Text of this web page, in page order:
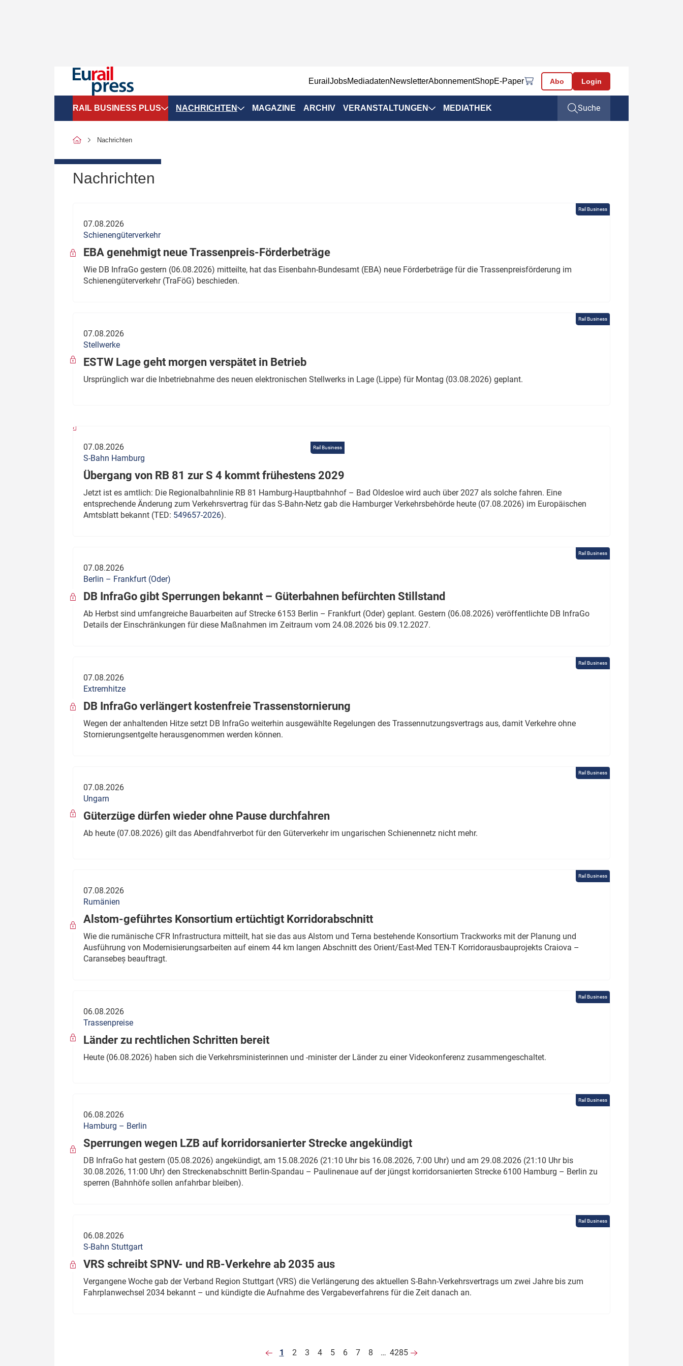
EurailJobsMediadatenNewsletterAbonnementShopE-Paper Abo Login
RAIL BUSINESS PLUS
SPNV-Marktdaten
Politik
Verbände: Wer spricht für
wen?
Thema des Monats
Dossier: Generalsanierung
Dossier: ETCS
NACHRICHTEN
Infrastruktur & Ausrüstung
ÖPNV
MAGAZINE ARCHIV VERANSTALTUNGEN MEDIATHEK Suche
Nachrichten
Nachrichten
Rail Business
07.08.2026
Schienengüterverkehr
EBA genehmigt neue Trassenpreis-Förderbeträge
Wie DB InfraGo gestern (06.08.2026) mitteilte, hat das Eisenbahn-Bundesamt (EBA) neue Förderbeträge für die Trassenpreisförderung im
Schienengüterverkehr (TraFöG) beschieden.
Rail Business
07.08.2026
Stellwerke
ESTW Lage geht morgen verspätet in Betrieb
Ursprünglich war die Inbetriebnahme des neuen elektronischen Stellwerks in Lage (Lippe) für Montag (03.08.2026) geplant.
Rail Business
07.08.2026
S-Bahn Hamburg
Übergang von RB 81 zur S 4 kommt frühestens 2029
Jetzt ist es amtlich: Die Regionalbahnlinie RB 81 Hamburg-Hauptbahnhof – Bad Oldesloe wird auch über 2027 als solche fahren. Eine
entsprechende Änderung zum Verkehrsvertrag für das S-Bahn-Netz gab die Hamburger Verkehrsbehörde heute (07.08.2026) im Europäischen
Amtsblatt bekannt (TED: 549657-2026).
Rail Business
07.08.2026
Berlin – Frankfurt (Oder)
DB InfraGo gibt Sperrungen bekannt – Güterbahnen befürchten Stillstand
Ab Herbst sind umfangreiche Bauarbeiten auf Strecke 6153 Berlin – Frankfurt (Oder) geplant. Gestern (06.08.2026) veröffentlichte DB InfraGo
Details der Einschränkungen für diese Maßnahmen im Zeitraum vom 24.08.2026 bis 09.12.2027.
Rail Business
07.08.2026
Extremhitze
DB InfraGo verlängert kostenfreie Trassenstornierung
Wegen der anhaltenden Hitze setzt DB InfraGo weiterhin ausgewählte Regelungen des Trassennutzungsvertrags aus, damit Verkehre ohne
Stornierungsentgelte herausgenommen werden können.
Rail Business
07.08.2026
Ungarn
Güterzüge dürfen wieder ohne Pause durchfahren
Ab heute (07.08.2026) gilt das Abendfahrverbot für den Güterverkehr im ungarischen Schienennetz nicht mehr.
Rail Business
07.08.2026
Rumänien
Alstom-geführtes Konsortium ertüchtigt Korridorabschnitt
Wie die rumänische CFR Infrastructura mitteilt, hat sie das aus Alstom und Terna bestehende Konsortium Trackworks mit der Planung und
Ausführung von Modernisierungsarbeiten auf einem 44 km langen Abschnitt des Orient/East-Med TEN-T Korridorausbauprojekts Craiova –
Caransebeș beauftragt.
Rail Business
06.08.2026
Trassenpreise
Länder zu rechtlichen Schritten bereit
Heute (06.08.2026) haben sich die Verkehrsministerinnen und -minister der Länder zu einer Videokonferenz zusammengeschaltet.
Rail Business
06.08.2026
Hamburg – Berlin
Sperrungen wegen LZB auf korridorsanierter Strecke angekündigt
DB InfraGo hat gestern (05.08.2026) angekündigt, am 15.08.2026 (21:10 Uhr bis 16.08.2026, 7:00 Uhr) und am 29.08.2026 (21:10 Uhr bis
30.08.2026, 11:00 Uhr) den Streckenabschnitt Berlin-Spandau – Paulinenaue auf der jüngst korridorsanierten Strecke 6100 Hamburg – Berlin zu
sperren (Bahnhöfe sollen anfahrbar bleiben).
Rail Business
06.08.2026
S-Bahn Stuttgart
VRS schreibt SPNV- und RB-Verkehre ab 2035 aus
Vergangene Woche gab der Verband Region Stuttgart (VRS) die Verlängerung des aktuellen S-Bahn-Verkehrsvertrags um zwei Jahre bis zum
Fahrplanwechsel 2034 bekannt – und kündigte die Aufnahme des Vergabeverfahrens für die Zeit danach an.
1 2 3 4 5 6 7 8 … 4285